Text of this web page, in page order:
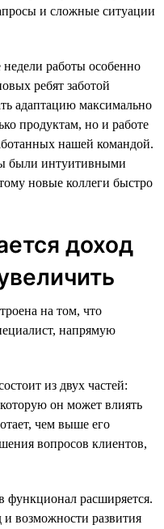
и сложные ситуации
работы особенно
ребят заботой
адаптацию максимально
продуктам, но и работе
нашей командой.
были интуитивными
новые коллеги быстро
доход
на том, что
напрямую
из двух частей:
он может влиять
чем выше его
вопросов клиентов,
расширяется.
возможности развития